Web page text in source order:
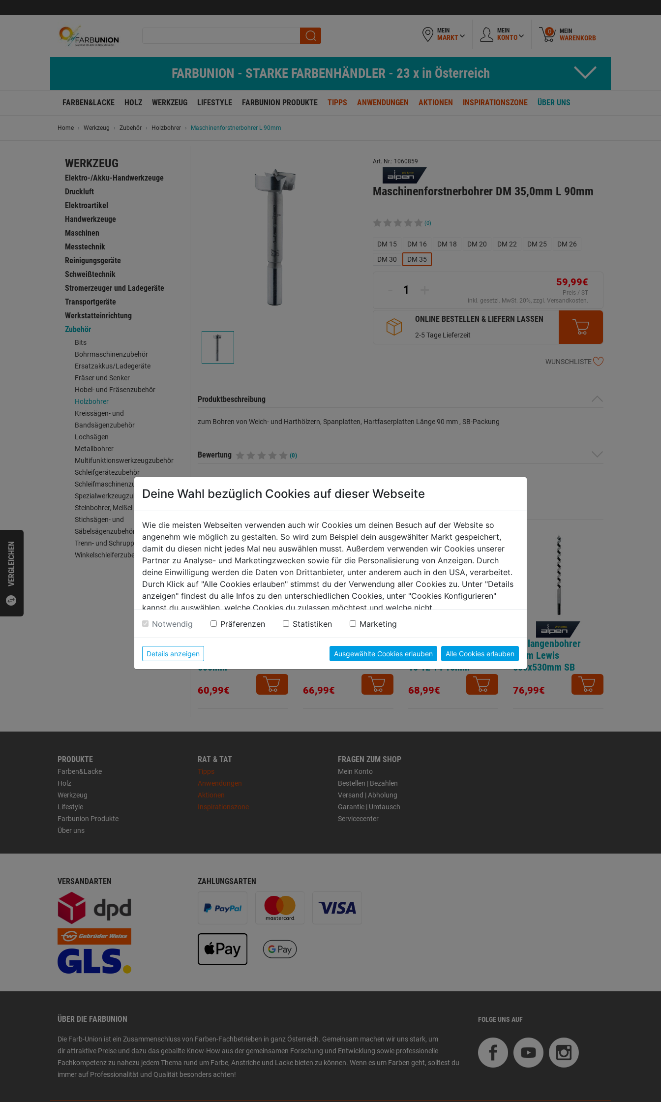
VERGLEICHEN
MEIN
MARKT
MEIN
KONTO
0 MEIN
WARENKORB
FARBUNION - STARKE FARBENHÄNDLER - 23 x in Österreich
FARBEN&LACKE HOLZ WERKZEUG LIFESTYLE FARBUNION PRODUKTE TIPPS ANWENDUNGEN AKTIONEN INSPIRATIONSZONE ÜBER UNS
Home Werkzeug Zubehör Holzbohrer Maschinenforstnerbohrer L 90mm
WERKZEUG
Elektro-/Akku-Handwerkzeuge
Druckluft
Elektroartikel
Handwerkzeuge
Maschinen
Messtechnik
Reinigungsgeräte
Schweißtechnik
Stromerzeuger und Ladegeräte
Transportgeräte
Werkstatteinrichtung
Zubehör
Bits
Bohrmaschinenzubehör
Ersatzakkus/Ladegeräte
Fräser und Senker
Hobel- und Fräsenzubehör
Holzbohrer
Kreissägen- und
Bandsägenzubehör
Lochsägen
Metallbohrer
Multifunktionswerkzeugzubehör
Schleifgerätezubehör
Schleifmaschinenzubehör
Spezialwerkzeugzubehör
Steinbohrer, Meißel
Stichsägen- und
Säbelsägenzubehör
Trenn- und Schruppscheiben
Winkelschleiferzubehör
Art. Nr.: 1060859
Maschinenforstnerbohrer DM 35,0mm L 90mm
(0)
DM 15 DM 16 DM 18 DM 20 DM 22 DM 25
DM 26
DM 30
DM 35
59,99€
Preis / ST
inkl. gesetzl. MwSt. 20%, zzgl. Versandkosten.
ONLINE BESTELLEN & LIEFERN LASSEN
2-5 Tage Lieferzeit
WUNSCHLISTE
Produktbeschreibung
zum Bohren von Weich- und Harthölzern, Spanplatten, Hartfaserplatten Länge 90 mm , SB-Packung
Bewertung (0)
WEITERE PRODUKTE AUS DIESER KATEGORIE
Schalungsbohrer
14,0mm SDS+ L
600mm
60,99€
Hobby-Zentrumbohrer
DM 22-76mm
66,99€
Schlangenbohrersatz
6tlg. 235mm DM 6 8
10 12 14 16mm
68,99€
Schlangenbohrer
Form Lewis
600x530mm SB
76,99€
PRODUKTE
Farben&Lacke
Holz
Werkzeug
Lifestyle
Farbunion Produkte
Über uns
RAT & TAT
Tipps
Anwendungen
Aktionen
Inspirationszone
FRAGEN ZUM SHOP
Mein Konto
Bestellen | Bezahlen
Versand | Abholung
Garantie | Umtausch
Servicecenter
VERSANDARTEN ZAHLUNGSARTEN
ÜBER DIE FARBUNION
Die Farb-Union ist ein Zusammenschluss von Farben-Fachbetrieben in ganz Österreich. Gemeinsam machen wir uns stark, um
dir attraktive Preise und dazu das geballte Know-How aus der gemeinsamen Forschung und Entwicklung sowie professionelle
Fachkompetenz zu nahezu jedem Thema rund um Farbe, Anstriche und Lacke bieten zu können. Wenn es um Farben geht, solltest du
immer auf Professionalität und Qualität besonders achten!
FOLGE UNS AUF
Deine Wahl bezüglich Cookies auf dieser Webseite
Wie die meisten Webseiten verwenden auch wir Cookies um deinen Besuch auf der Website so
angenehm wie möglich zu gestalten. So wird zum Beispiel dein ausgewählter Markt gespeichert,
damit du diesen nicht jedes Mal neu auswählen musst. Außerdem verwenden wir Cookies unserer
Partner zu Analyse- und Marketingzwecken sowie für die Personalisierung von Anzeigen. Durch
deine Einwilligung werden die Daten von Drittanbieter, unter anderem auch in den USA, verarbeitet.
Durch Klick auf "Alle Cookies erlauben" stimmst du der Verwendung aller Cookies zu. Unter "Details
anzeigen" findest du alle Infos zu den unterschiedlichen Cookies, unter "Cookies Konfigurieren"
kannst du auswählen, welche Cookies du zulassen möchtest und welche nicht.
Weitere Informationen findest du in unserer Datenschutzerklärung
Notwendig Präferenzen Statistiken Marketing
Details anzeigen Ausgewählte Cookies erlauben Alle Cookies erlauben